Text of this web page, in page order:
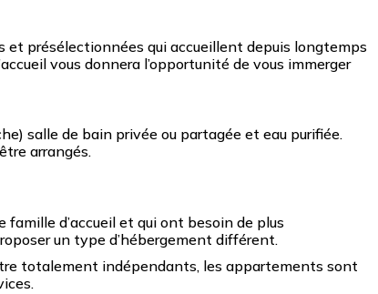
et présélectionnées qui accueillent depuis longtemps
vous donnera l’opportunité de vous immerger
salle de bain privée ou partagée et eau purifiée.
arrangés.
famille d’accueil et qui ont besoin de plus
un type d’hébergement différent.
totalement indépendants, les appartements sont